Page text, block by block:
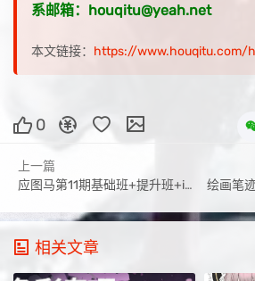
系邮箱：houqitu@yeah.net
本文链接： https://www.houqitu.com/
0
上一篇
应图马第11期基础班+提升班+ipad课+送第12期大师班【画质高清有笔刷有素材】
绘画笔迹
相关文章